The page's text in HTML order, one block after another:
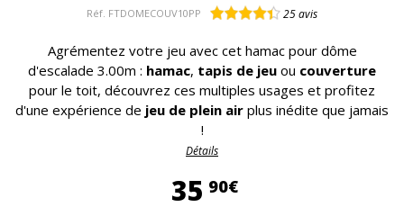
Réf. FTDOMECOUV10PP 25avis
Agrémentez votre jeu avec cet hamac pour dôme
d'escalade 3.00m : hamac, tapis de jeu ou couverture
pour le toit, découvrez ces multiples usages et profitez
d'une expérience de jeu de plein air plus inédite que jamais
!
Détails
35 90€35,90 €